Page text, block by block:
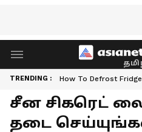
TRENDING : How To Defrost
சீன சிகரெட்
தடை